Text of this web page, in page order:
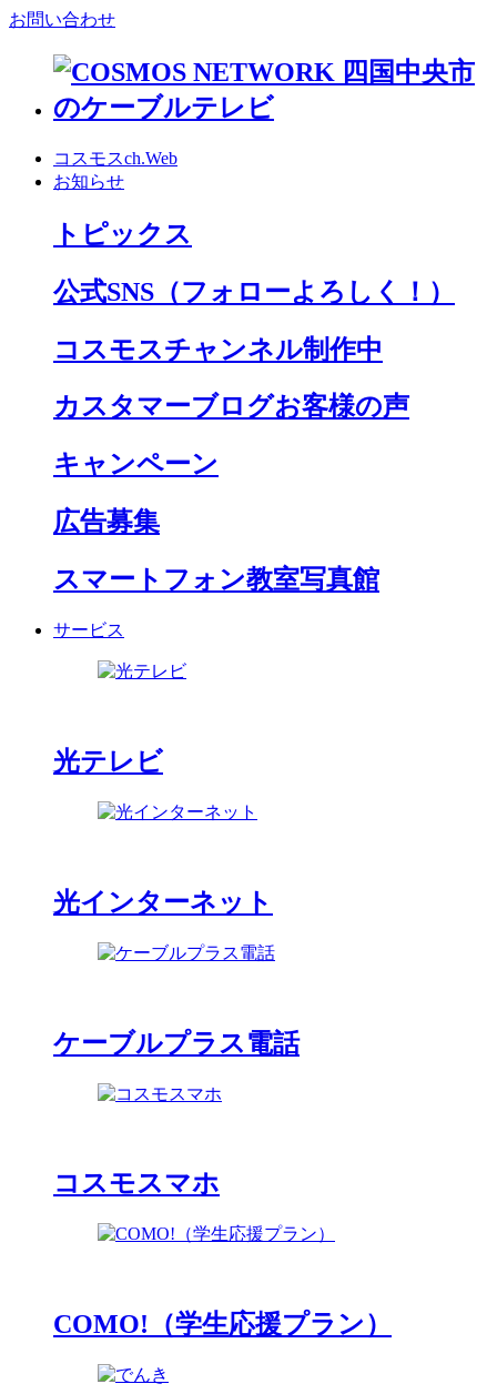
お問い合わせ
コスモスch.Web
お知らせ
トピックス
公式SNS （フォローよろしく！）
コスモスチャンネル制作中
カスタマーブログお客様の声
キャンペーン
広告募集
スマートフォン教室写真館
サービス
光テレビ
光インターネット
ケーブルプラス電話
コスモスマホ
COMO!（学生応援プラン）